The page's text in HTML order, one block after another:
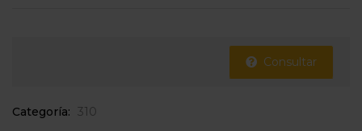
Consultar
Categoría: 310